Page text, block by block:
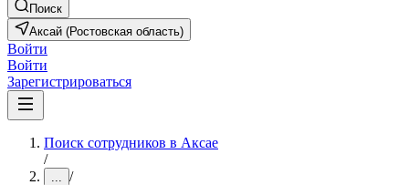
Поиск
Аксай (Ростовская область)
Войти
Войти
Зарегистрироваться
Поиск сотрудников в Аксае
/
... /